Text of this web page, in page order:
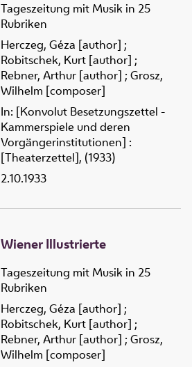
Tageszeitung mit Musik in 25
Rubriken
Herczeg, Géza [author] ;
Robitschek, Kurt [author] ;
Rebner, Arthur [author] ; Grosz,
Wilhelm [composer]
In: [Konvolut Besetzungszettel -
Kammerspiele und deren
Vorgängerinstitutionen] :
[Theaterzettel], (1933)
2.10.1933
Wiener Illustrierte
Tageszeitung mit Musik in 25
Rubriken
Herczeg, Géza [author] ;
Robitschek, Kurt [author] ;
Rebner, Arthur [author] ; Grosz,
Wilhelm [composer]